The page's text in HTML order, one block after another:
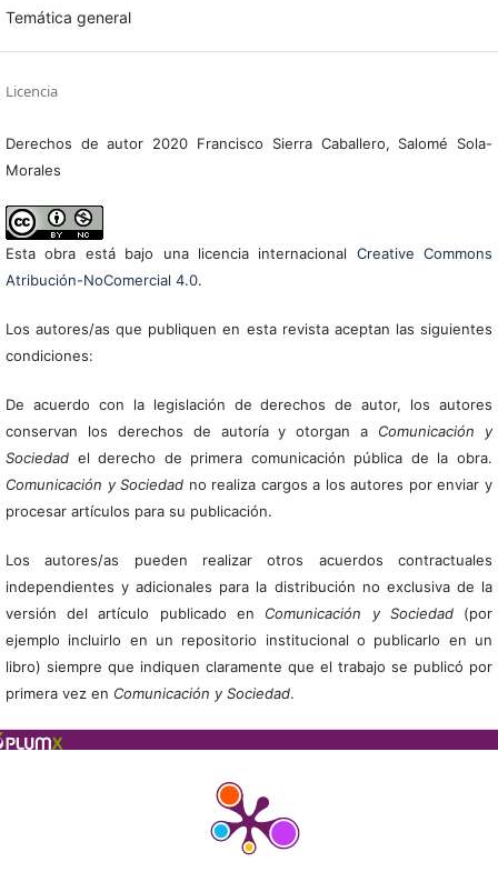
Temática general
Licencia
Derechos de autor 2020 Francisco Sierra Caballero, Salomé Sola-
Morales
Esta obra está bajo una licencia internacional Creative Commons
Atribución-NoComercial 4.0.
Los autores/as que publiquen en esta revista aceptan las siguientes
condiciones:
De acuerdo con la legislación de derechos de autor, los autores
conservan los derechos de autoría y otorgan a Comunicación y
Sociedadel derecho de primera comunicación pública de la obra.
Comunicación y Sociedad no realiza cargos a los autores por enviar y
procesar artículos para su publicación.
Los autores/as pueden realizar otros acuerdos contractuales
independientes y adicionales para la distribución no exclusiva de la
versión del artículo publicado en Comunicación y Sociedad(por
ejemplo incluirlo en un repositorio institucional o publicarlo en un
libro) siempre que indiquen claramente que el trabajo se publicó por
primera vez en Comunicación y Sociedad.